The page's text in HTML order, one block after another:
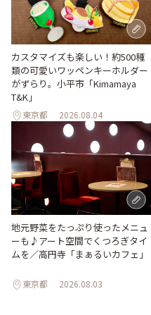
カスタマイズも楽しい！約500種
類の可愛いワッペンキーホルダー
がずらり。小平市「Kimamaya
T&K」
東京都 2026.08.04
地元野菜をたっぷり使ったメニュ
ーも♪アート空間でくつろぎタイ
ムを／高円寺「まぁるいカフェ」
東京都 2026.08.03